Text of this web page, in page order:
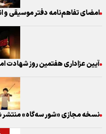
امضای تفاهم‌نامه دفتر موسیقی و
آیین عزاداری هفتمین روز شهادت
نسخه مجازی «شور سه‌گاه» منتشر